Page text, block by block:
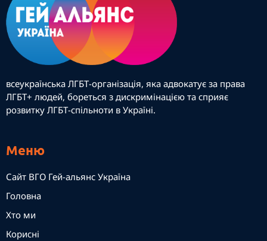
всеукраїнська ЛГБТ-організація, яка адвокатує за права
ЛГБТ+ людей, бореться з дискримінацією та сприяє
розвитку ЛГБТ-спільноти в Україні.
Меню
Сайт ВГО Гей-альянс Україна
Головна
Хто ми
Корисні